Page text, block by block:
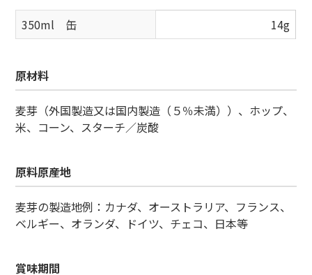
350ml 缶 14g
原材料
麦芽（外国製造又は国内製造（５％未満））、ホップ、
米、コーン、スターチ／炭酸
原料原産地
麦芽の製造地例：カナダ、オーストラリア、フランス、
ベルギー、オランダ、ドイツ、チェコ、日本等
賞味期間